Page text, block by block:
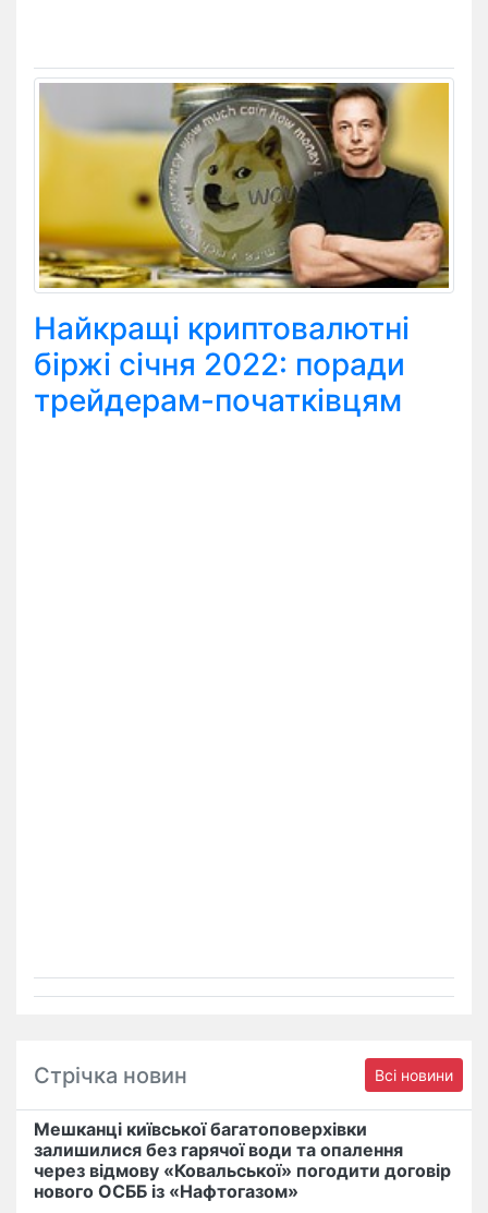
Найкращі криптовалютні
біржі січня 2022: поради
трейдерам-початківцям
Стрічка новин Всі новини
Мешканці київської багатоповерхівки
залишилися без гарячої води та опалення
через відмову «Ковальської» погодити договір
нового ОСББ із «Нафтогазом»